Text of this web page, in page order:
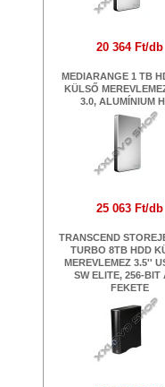
20 364 Ft/db
MEDIARANGE 1 TB
KÜLSŐ
3.0, ALUMÍNIUM
25 063 Ft/db
TRANSCEND
TURBO 8TB HDD
MEREVLEMEZ 3.5''
SW ELITE, 256-BIT
FEKETE